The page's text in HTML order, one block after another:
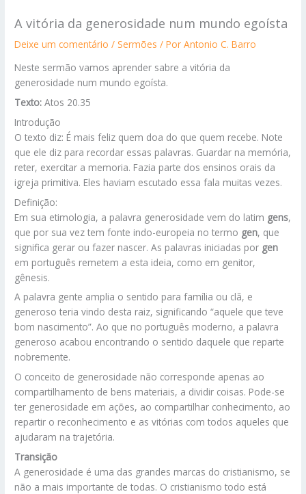
A vitória da generosidade num mundo egoísta
Deixe um comentário /Sermões / PorAntonio C. Barro
Neste sermão vamos aprender sabre a vitória da
generosidade num mundo egoísta.
Texto: Atos 20.35
Introdução
O texto diz: É mais feliz quem doa do que quem recebe. Note
que ele diz para recordar essas palavras. Guardar na memória,
reter, exercitar a memoria. Fazia parte dos ensinos orais da
igreja primitiva. Eles haviam escutado essa fala muitas vezes.
Definição:
Em sua etimologia, a palavra generosidade vem do latim gens,
que por sua vez tem fonte indo-europeia no termo gen, que
significa gerar ou fazer nascer. As palavras iniciadas por gen
em português remetem a esta ideia, como em genitor,
gênesis.
A palavra gente amplia o sentido para família ou clã, e
generoso teria vindo desta raiz, significando “aquele que teve
bom nascimento”. Ao que no português moderno, a palavra
generoso acabou encontrando o sentido daquele que reparte
nobremente.
O conceito de generosidade não corresponde apenas ao
compartilhamento de bens materiais, a dividir coisas. Pode-se
ter generosidade em ações, ao compartilhar conhecimento, ao
repartir o reconhecimento e as vitórias com todos aqueles que
ajudaram na trajetória.
Transição
A generosidade é uma das grandes marcas do cristianismo, se
não a mais importante de todas. O cristianismo todo está